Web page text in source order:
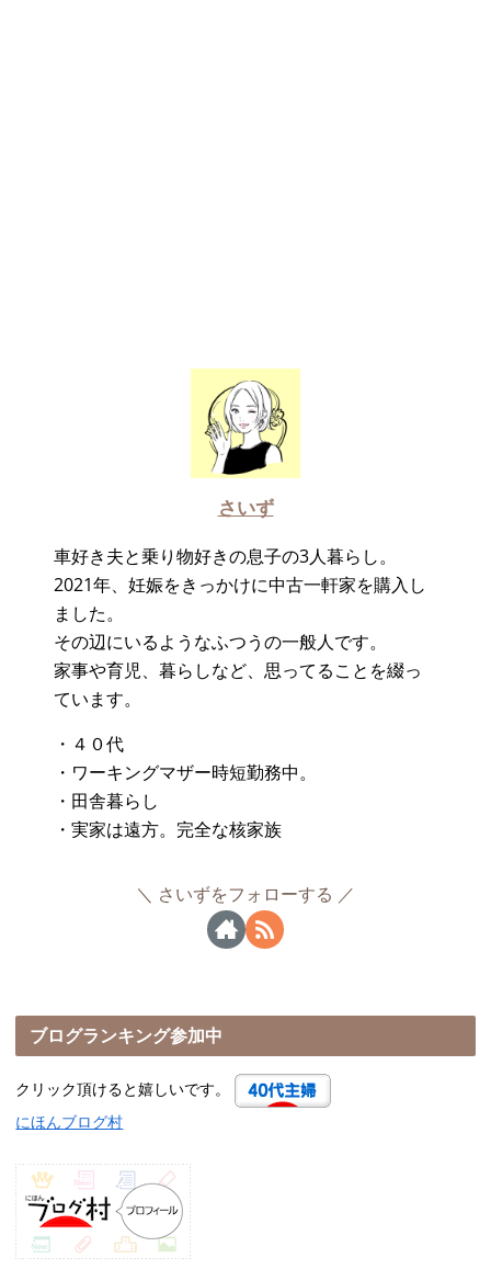
さいず
車好き夫と乗り物好きの息子の3人暮らし。
2021年、妊娠をきっかけに中古一軒家を購入し
ました。
その辺にいるようなふつうの一般人です。
家事や育児、暮らしなど、思ってることを綴っ
ています。
・４０代
・ワーキングマザー時短勤務中。
・田舎暮らし
・実家は遠方。完全な核家族
さいずをフォローする
ブログランキング参加中
クリック頂けると嬉しいです。
にほんブログ村